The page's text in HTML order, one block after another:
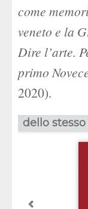
come
veneto e la
Dire l’arte.
primo
2020).
dello